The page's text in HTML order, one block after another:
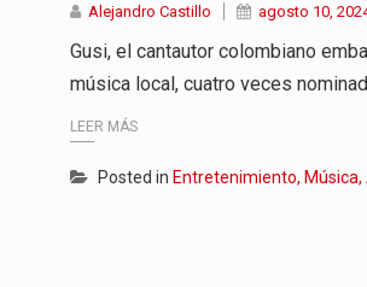
cañonazos se cumplieron los honores…
Abelardo de la Espriella aseguró que
de Abelardo de la Espriella,…
Alejandro Castillo agosto 10,
Gusi, el cantautor colombiano
música local, cuatro veces
LEER MÁS
Posted in Entretenimiento,